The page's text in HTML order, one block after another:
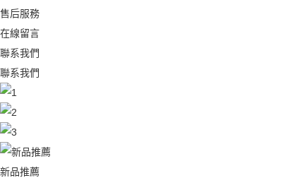
售后服務
在線留言
聯系我們
聯系我們
新品推薦